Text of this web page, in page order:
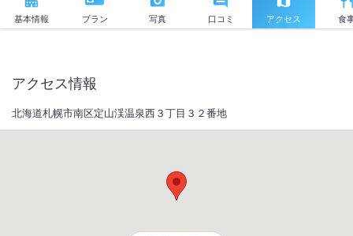
基本情報 プラン 写真 口コミ アクセス 食
アクセス情報
北海道札幌市南区定山渓温泉西３丁目３２番地